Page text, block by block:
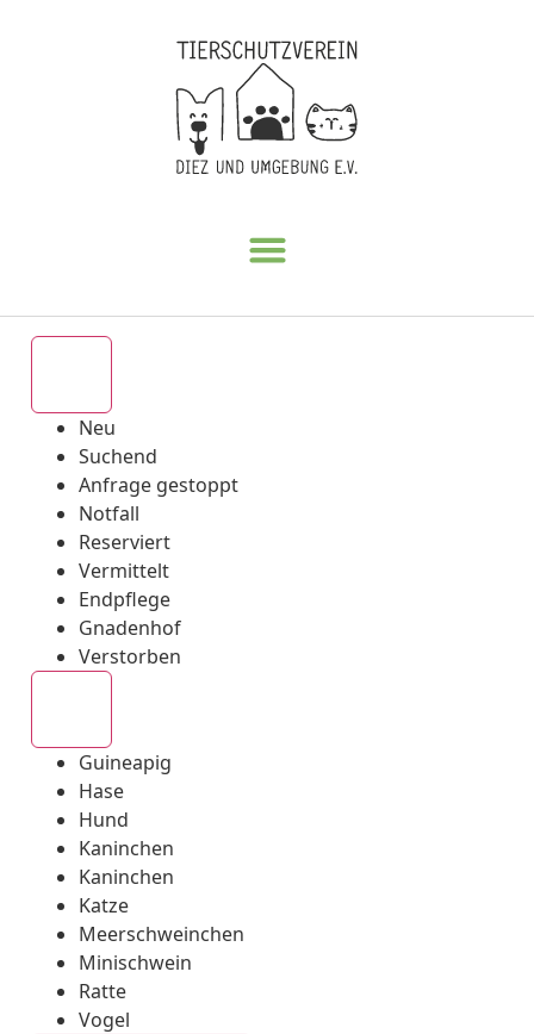
Neu
Suchend
Anfrage gestoppt
Notfall
Reserviert
Vermittelt
Endpflege
Gnadenhof
Verstorben
Guineapig
Hase
Hund
Kaninchen
Kaninchen
Katze
Meerschweinchen
Minischwein
Ratte
Vogel